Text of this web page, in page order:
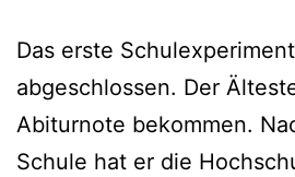
Das erste
abgeschlossen. Der
Abiturnote bekommen.
Schule hat er die